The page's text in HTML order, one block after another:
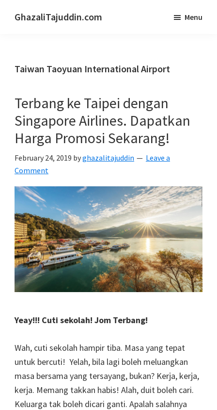
GhazaliTajuddin.com Menu
Taiwan Taoyuan International Airport
Terbang ke Taipei dengan
Singapore Airlines. Dapatkan
Harga Promosi Sekarang!
February 24, 2019 byghazalitajuddin
Leave a
Comment
Yeay!!! Cuti sekolah! Jom Terbang!
Wah, cuti sekolah hampir tiba. Masa yang tepat
untuk bercuti! Yelah, bila lagi boleh meluangkan
masa bersama yang tersayang, bukan? Kerja, kerja,
kerja. Memang takkan habis! Alah, duit boleh cari.
Keluarga tak boleh dicari ganti. Apalah salahnya